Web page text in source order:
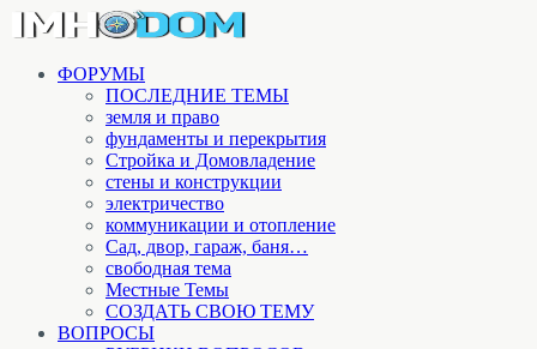
ФОРУМЫ
ПОСЛЕДНИЕ ТЕМЫ
земля и право
фундаменты и перекрытия
Стройка и Домовладение
стены и конструкции
электричество
коммуникации и отопление
Cад, двор, гараж, баня…
свободная тема
Местные Темы
СОЗДАТЬ СВОЮ ТЕМУ
ВОПРОСЫ